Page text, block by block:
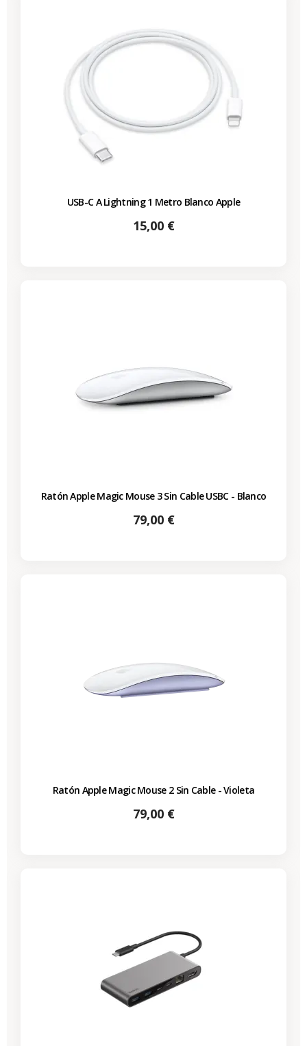
USB-C A Lightning 1 Metro Blanco Apple
Precio
15,00 €
Ratón Apple Magic Mouse 3 Sin Cable USBC - Blanco
Precio
79,00 €
Ratón Apple Magic Mouse 2 Sin Cable - Violeta
Precio
79,00 €